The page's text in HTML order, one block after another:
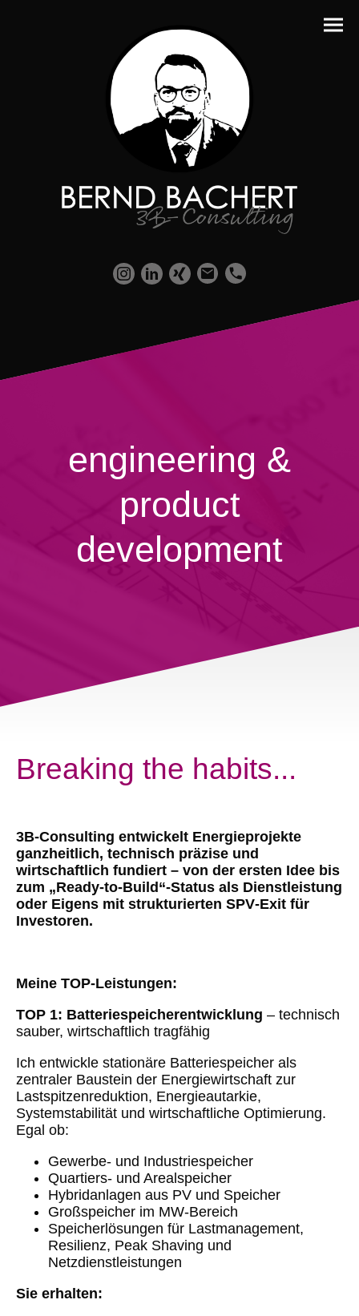
engineering &
product
development
Breaking the habits...
3B‑Consulting entwickelt Energieprojekte
ganzheitlich, technisch präzise und
wirtschaftlich fundiert – von der ersten Idee bis
zum „Ready‑to‑Build“-Status als Dienstleistung
oder Eigens mit strukturierten SPV‑Exit für
Investoren.
Meine TOP-Leistungen:
TOP 1: Batteriespeicherentwicklung – technisch
sauber, wirtschaftlich tragfähig
Ich entwickle stationäre Batteriespeicher als
zentraler Baustein der Energiewirtschaft zur
Lastspitzenreduktion, Energieautarkie,
Systemstabilität und wirtschaftliche Optimierung.
Egal ob:
Gewerbe- und Industriespeicher
Quartiers- und Arealspeicher
Hybridanlagen aus PV und Speicher
Großspeicher im MW‑Bereich
Speicherlösungen für Lastmanagement,
Resilienz, Peak Shaving und
Netzdienstleistungen
Sie erhalten: